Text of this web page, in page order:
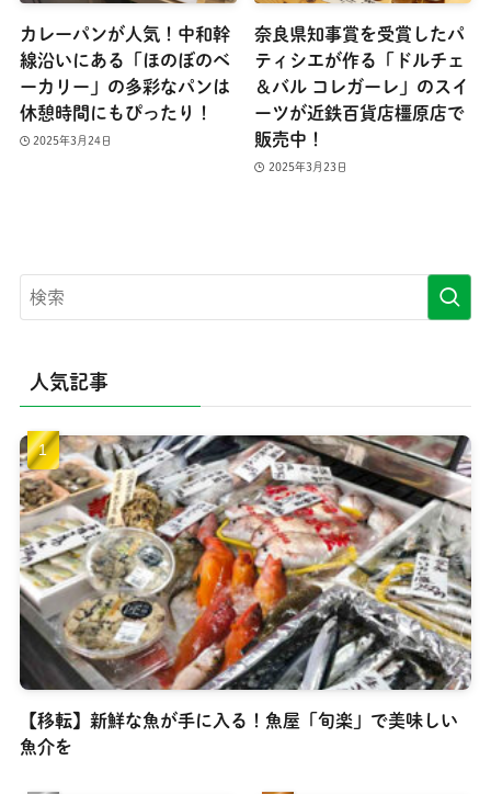
カレーパンが人気！中和幹
線沿いにある「ほのぼのベ
ーカリー」の多彩なパンは
休憩時間にもぴったり！
2025年3月24日
奈良県知事賞を受賞したパ
ティシエが作る「ドルチェ
＆バル コレガーレ」のスイ
ーツが近鉄百貨店橿原店で
販売中！
2025年3月23日
人気記事
【移転】新鮮な魚が手に入る！魚屋「旬楽」で美味しい
魚介を